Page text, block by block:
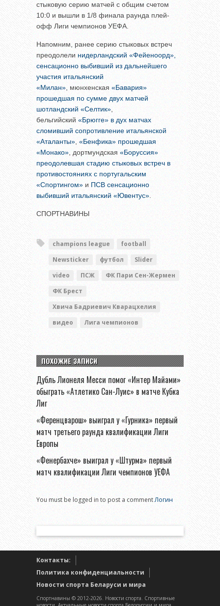
стыковую серию матчей с общим счетом
10:0 и вышли в 1/8 финала раунда плей-
офф Лиги чемпионов УЕФА.
Напомним, ранее серию стыковых встреч
преодолели нидерландский «Фейеноорд»,
сенсационно выбивший из дальнейшего
участия итальянский
«Милан», мюнхенская «Бавария»
прошедшая по сумме двух матчей
шотландский «Селтик»,
бельгийский «Брюгге» в дух матчах
сломивший сопротивление итальянской
«Аталанты», «Бенфика» прошедшая
«Монако», дортмундская «Боруссия»
преодолевшая стадию стыковых встреч в
противостояниях с португальским
«Спортингом» и ПСВ сенсационно
выбивший итальянский «Ювентус».
СПОРТНАВИНЫ
champions league
football
Newsticker
футбол
Slider
video
ПСЖ
ФК Пари Сен-Жермен
ФК Брест
Хвича Бадриевич Кварацхелия
видео
Лига чемпионов
ПОХОЖИЕ ЗАПИСИ
Дубль Лионеля Месси помог «Интер Майами»
обыграть «Атлетико Сан-Луис» в матче Кубка
Лиг
«Ференцварош» выиграл у «Гурника» первый
матч третьего раунда квалификации Лиги
Европы
«Фенербахче» выиграл у «Штурма» первый
матч квалификации Лиги чемпионов УЕФА
You must be logged in to post a commentЛогин
Контакты:
Политика конфиденциальности
Новости спорта Беларуси и мира
Спортнавины © 2012-2026. Новости спорта. Спортивные